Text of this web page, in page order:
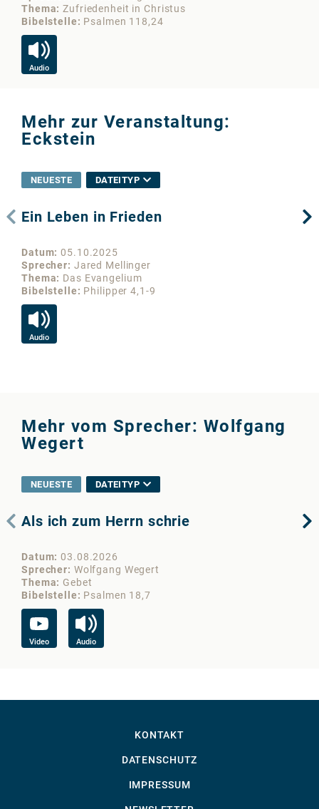
Thema
Zufriedenheit in Christus
Bibelstelle
Psalmen 118,24
Audio
Mehr zur Veranstaltung:
Eckstein
NEUESTE DATEITYP
Ein Leben in Frieden
Datum 05.10.2025
Sprecher
Jared Mellinger
Thema
Das Evangelium
Bibelstelle
Philipper 4,1-9
Audio
Mehr vom Sprecher: Wolfgang
Wegert
NEUESTE DATEITYP
Als ich zum Herrn schrie
Datum 03.08.2026
Sprecher
Wolfgang Wegert
Thema
Gebet
Bibelstelle
Psalmen 18,7
Video Audio
KONTAKT
DATENSCHUTZ
IMPRESSUM